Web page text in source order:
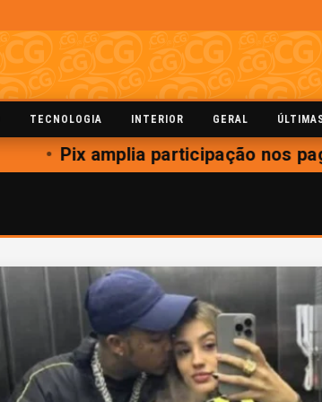
TECNOLOGIA INTERIOR GERAL
Pix amplia participação nos